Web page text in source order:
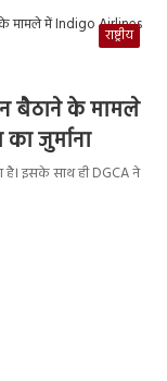
राष्ट्रीय
बैठाने के मामले
जुर्माना
है। इसके साथ ही DGCA ने